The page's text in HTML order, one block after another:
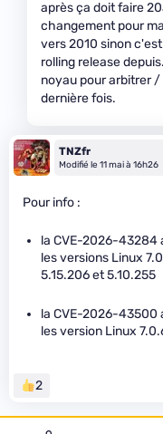
après ça doit faire
changement pour
vers 2010 sinon
rolling release
noyau pour arbitrer
dernière fois.
TNZfr
Modifié le 11 mai à 16h26
Pour info :
la CVE-2026-43284
les versions Linux
5.15.206 et 5.10.255
la CVE-2026-43500
les version Linux
2